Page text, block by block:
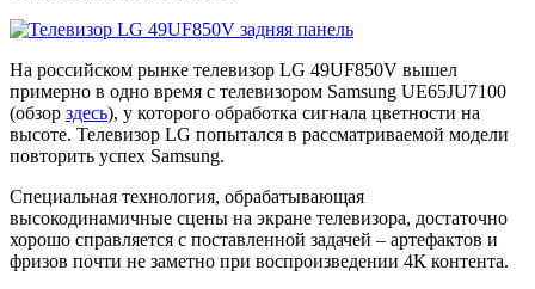
На российском рынке телевизор LG 49UF850V вышел
примерно в одно время с телевизором Samsung UE65JU7100
(обзор здесь), у которого обработка сигнала цветности на
высоте. Телевизор LG попытался в рассматриваемой модели
повторить успех Samsung.
Специальная технология, обрабатывающая
высокодинамичные сцены на экране телевизора, достаточно
хорошо справляется с поставленной задачей – артефактов и
фризов почти не заметно при воспроизведении 4К контента.